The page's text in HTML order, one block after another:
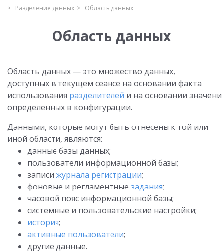
Разделение данных
Область данных
Область данных
Область данных — это множество данных,
доступных в текущем сеансе на основании факта
использования разделителей и на основании
определенных в конфигурации.
Данными, которые могут быть отнесены к той или
иной области, являются:
данные базы данных;
пользователи информационной базы;
записи журнала регистрации;
фоновые и регламентные задания;
часовой пояс информационной базы;
системные и пользовательские настройки;
история;
активные пользователи;
другие данные.